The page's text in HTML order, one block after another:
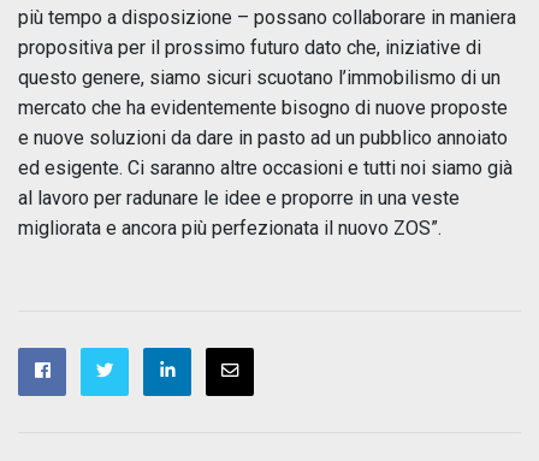
più tempo a disposizione – possano collaborare in maniera
propositiva per il prossimo futuro dato che, iniziative di
questo genere, siamo sicuri scuotano l’immobilismo di un
mercato che ha evidentemente bisogno di nuove proposte
e nuove soluzioni da dare in pasto ad un pubblico annoiato
ed esigente. Ci saranno altre occasioni e tutti noi siamo già
al lavoro per radunare le idee e proporre in una veste
migliorata e ancora più perfezionata il nuovo ZOS”.